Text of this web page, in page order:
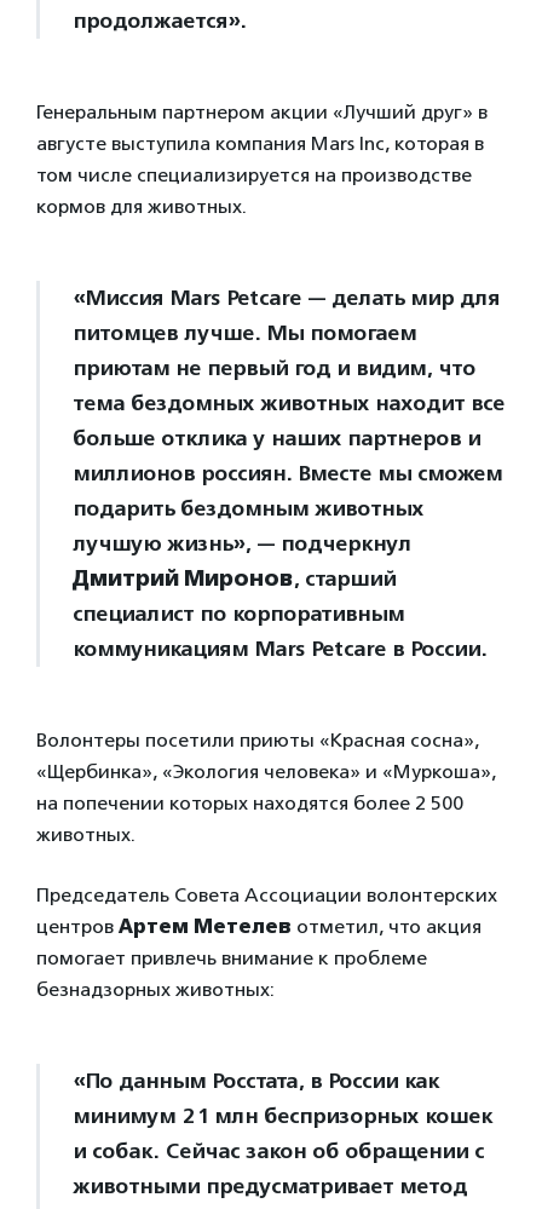
продолжается».
Генеральным партнером акции «Лучший друг» в
августе выступила компания Mars Inc, которая в
том числе специализируется на производстве
кормов для животных.
«Миссия Mars Petcare — делать мир для
питомцев лучше. Мы помогаем
приютам не первый год и видим, что
тема бездомных животных находит все
больше отклика у наших партнеров и
миллионов россиян. Вместе мы сможем
подарить бездомным животных
лучшую жизнь», — подчеркнул
Дмитрий Миронов, старший
специалист по корпоративным
коммуникациям Mars Petcare в России.
Волонтеры посетили приюты «Красная сосна»,
«Щербинка», «Экология человека» и «Муркоша»,
на попечении которых находятся более 2 500
животных.
Председатель Совета Ассоциации волонтерских
центров Артем Метелев отметил, что акция
помогает привлечь внимание к проблеме
безнадзорных животных:
«По данным Росстата, в России как
минимум 21 млн беспризорных кошек
и собак. Сейчас закон об обращении с
животными предусматривает метод